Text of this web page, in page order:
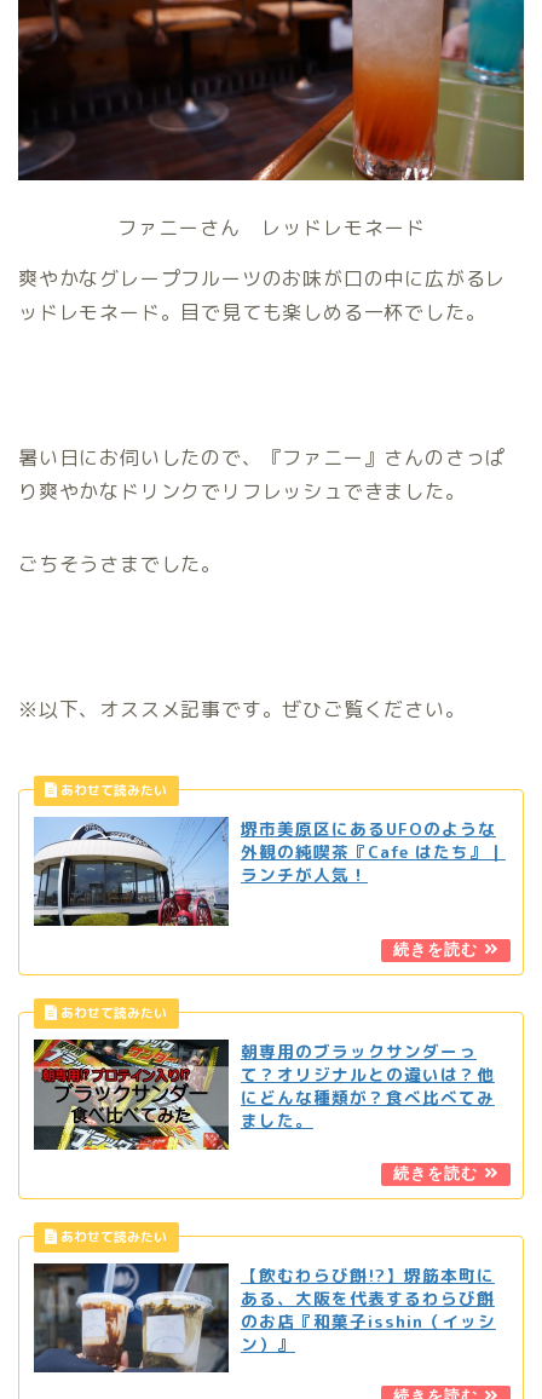
ファニーさん レッドレモネード
爽やかなグレープフルーツのお味が口の中に広がるレ
ッドレモネード。目で見ても楽しめる一杯でした。
暑い日にお伺いしたので、『ファニー』さんのさっぱ
り爽やかなドリンクでリフレッシュできました。
ごちそうさまでした。
※以下、オススメ記事です。ぜひご覧ください。
堺市美原区にあるUFOのような
外観の純喫茶『Cafe はたち』｜
ランチが人気！
朝専用のブラックサンダーっ
て？オリジナルとの違いは？他
にどんな種類が？食べ比べてみ
ました。
【飲むわらび餅!?】堺筋本町に
ある、大阪を代表するわらび餅
のお店『和菓子isshin（イッシ
ン）』